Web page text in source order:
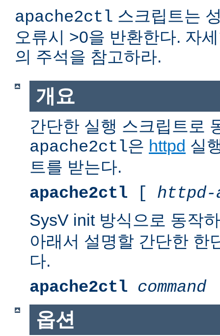
apache2ctl 스크립트는
오류시 >0을 반환한다. 자
의 주석을 참고하라.
개요
간단한 실행 스크립트로
apache2ctl은 httpd 실
트를 받는다.
apache2ctl [ httpd-
SysV init 방식으로 동작
아래서 설명할 간단한 한
다.
apache2ctl command
옵션